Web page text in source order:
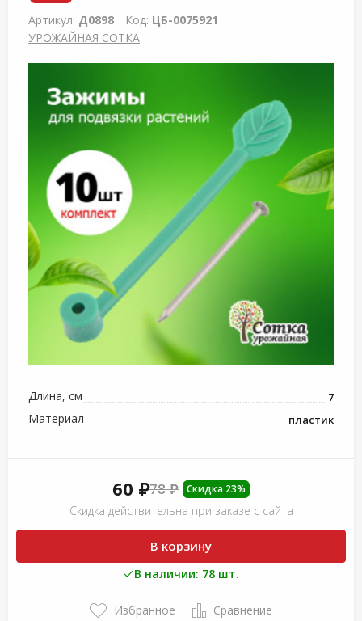
Артикул: Д0898 Код: ЦБ-0075921
УРОЖАЙНАЯ СОТКА
Длина, см 7
Материал пластик
60 ₽78 ₽ Скидка 23%
Скидка действительна при заказе с сайта
В корзину
В наличии: 78 шт.
Избранное Сравнение